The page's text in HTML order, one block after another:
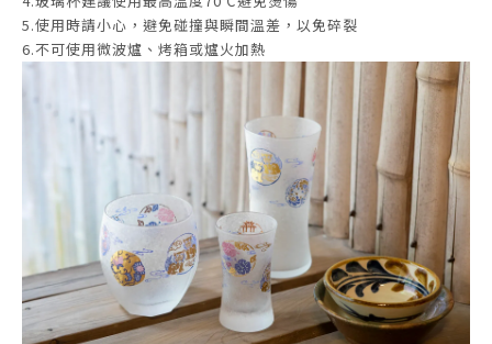
5.使用時請小心，避免碰撞與瞬間溫差，以免碎裂
6.不可使用微波爐、烤箱或爐火加熱